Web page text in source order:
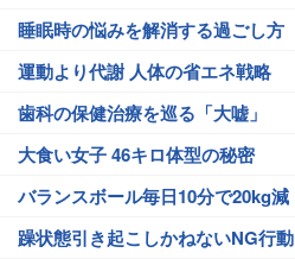
睡眠時の悩みを解消する過ごし方
運動より代謝 人体の省エネ戦略
歯科の保健治療を巡る「大嘘」
大食い女子 46キロ体型の秘密
バランスボール毎日10分で20kg減
躁状態引き起こしかねないNG行動